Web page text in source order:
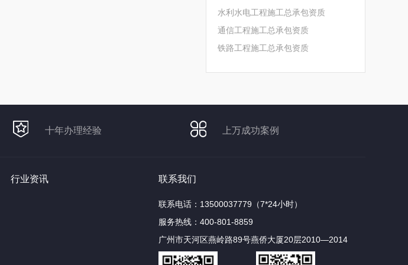
水利水电工程施工总承包资质
通信工程施工总承包资质
铁路工程施工总承包资质
十年办理经验 上万成功案例
行业资讯 联系我们
联系电话：13500037779（7*24小时）
服务热线：400-801-8859
广州市天河区燕岭路89号燕侨大厦20层2010—2014